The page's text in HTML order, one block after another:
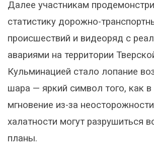
Далее участникам
статистику дорожно-
происшествий и видеоряд с
авариями на территории
Кульминацией стало лопание
шара — яркий символ того, как в
мгновение из-за
халатности могут разрушиться
планы.